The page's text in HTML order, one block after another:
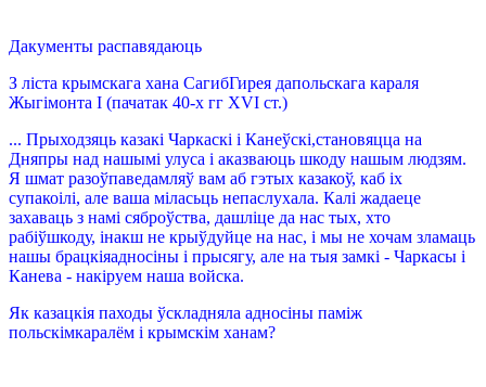
Дакументы распавядаюць
З ліста крымскага хана СагибГирея дапольскага караля
Жыгімонта I (пачатак 40-х гг XVI ст.)
... Прыходзяць казакі Чаркаскі і Канеўскі,становяцца на
Дняпры над нашымі улуса і аказваюць шкоду нашым людзям.
Я шмат разоўпаведамляў вам аб гэтых казакоў, каб іх
супакоілі, але ваша міласьць непаслухала. Калі жадаеце
захаваць з намі сяброўства, дашліце да нас тых, хто
рабіўшкоду, інакш не крыўдуйце на нас, і мы не хочам зламаць
нашы брацкіяадносіны і прысягу, але на тыя замкі - Чаркасы і
Канева - накіруем наша войска.
Як казацкія паходы ўскладняла адносіны паміж
польскімкаралём і крымскім ханам?